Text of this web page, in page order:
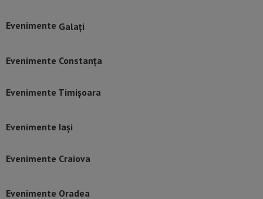
Evenimente Galați
Evenimente Constanța
Evenimente Timișoara
Evenimente Iași
Evenimente Craiova
Evenimente Oradea